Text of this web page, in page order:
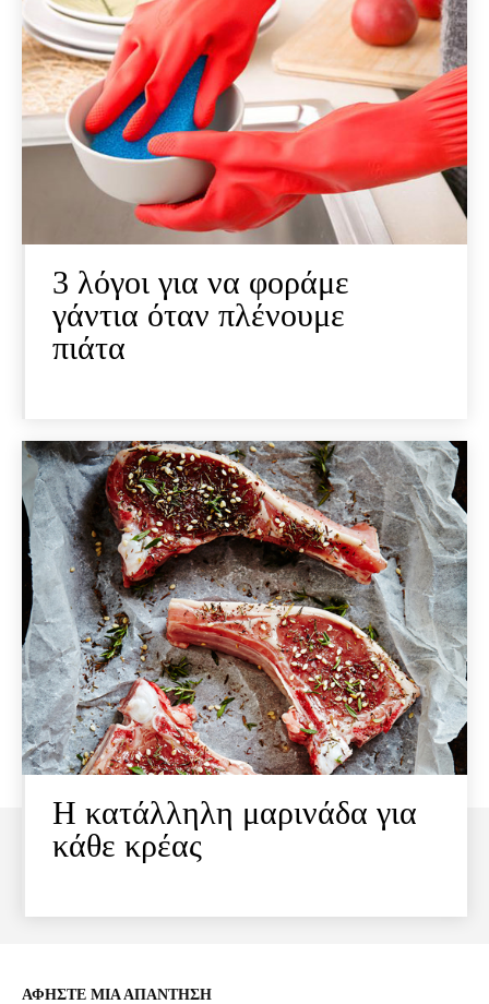
3 λόγοι για να φοράμε
γάντια όταν πλένουμε
πιάτα
Η κατάλληλη μαρινάδα για
κάθε κρέας
ΑΦΗΣΤΕ ΜΙΑ ΑΠΑΝΤΗΣΗ